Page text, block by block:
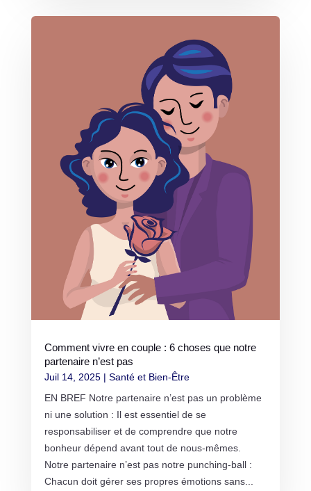
Comment vivre en couple : 6 choses que notre
partenaire n’est pas
Juil 14, 2025| Santé et Bien-Être
EN BREF Notre partenaire n’est pas un problème
ni une solution : Il est essentiel de se
responsabiliser et de comprendre que notre
bonheur dépend avant tout de nous-mêmes.
Notre partenaire n’est pas notre punching-ball :
Chacun doit gérer ses propres émotions sans...